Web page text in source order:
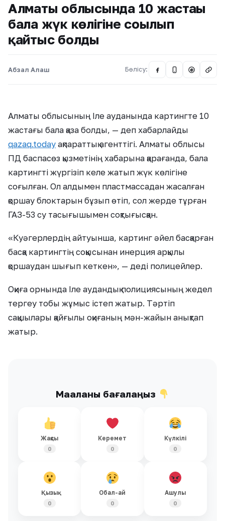
Алматы облысында 10 жастағы
бала жүк көлігіне соғылып
қайтыс болды
Абзал Алаш Бөлісу: @
Алматы облысының Іле ауданында картингте 10
жастағы бала қаза болды, — деп хабарлайды
qazaq.today ақпараттық агенттігі. Алматы облысы
ПД баспасөз қызметінің хабарына қарағанда, бала
картингті жүргізіп келе жатып жүк көлігіне
соғылған. Ол алдымен пластмассадан жасалған
қоршау блоктарын бұзып өтіп, сол жерде тұрған
ГАЗ-53 су тасығышымен соқтығысқан.
«Куәгерлердің айтуынша, картинг әйел басқарған
басқа картингтің соққысынан инерция арқылы
қоршаудан шығып кеткен», — деді полицейлер.
Оқиға орнында Іле аудандық полициясының жедел
тергеу тобы жұмыс істеп жатыр. Тәртіп
сақшылары қайғылы оқиғаның мән-жайын анықтап
жатыр.
Мақаланы бағалаңыз
Жақсы
0
Керемет
0
Күлкілі
0
Қызық
0
Обал-ай
0
Ашулы
0